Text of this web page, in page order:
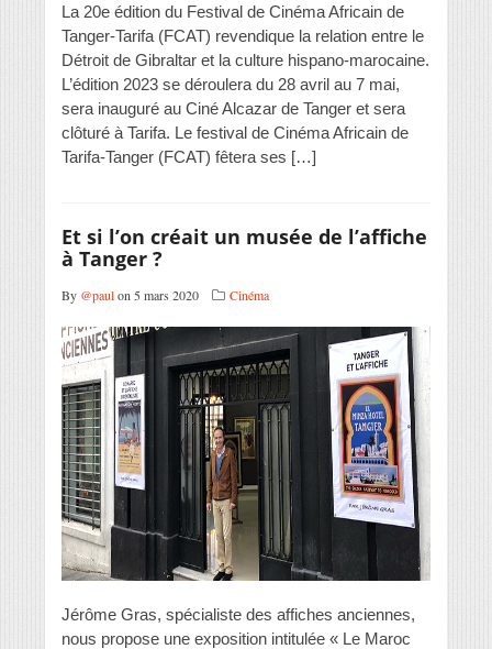
La 20e édition du Festival de Cinéma Africain de
Tanger-Tarifa (FCAT) revendique la relation entre le
Détroit de Gibraltar et la culture hispano-marocaine.
L’édition 2023 se déroulera du 28 avril au 7 mai,
sera inauguré au Ciné Alcazar de Tanger et sera
clôturé à Tarifa. Le festival de Cinéma Africain de
Tarifa-Tanger (FCAT) fêtera ses […]
Et si l’on créait un musée de l’affiche
à Tanger ?
By @paulon 5 mars 2020 Cinéma
Jérôme Gras, spécialiste des affiches anciennes,
nous propose une exposition intitulée « Le Maroc